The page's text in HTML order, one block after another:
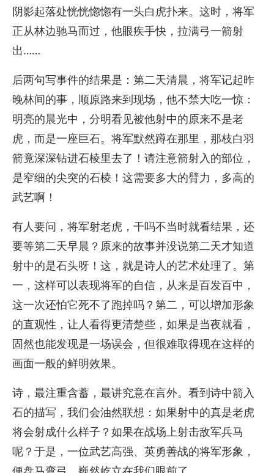
阴影起落处恍恍惚惚有一头白虎扑来。这时，将军
正从林边驰马而过，他眼疾手快，拉满弓一箭射
出……
后两句写事件的结果是：第二天清晨，将军记起昨
晚林间的事，顺原路来到现场，他不禁大吃一惊：
明亮的晨光中，分明看见被他射中的原来不是老
虎，而是一座巨石。将军默然蹲在那里，那枝白羽
箭竟深深钻进石棱里去了！请注意箭射入的部位，
是窄细的尖突的石棱！这需要多大的臂力，多高的
武艺啊！
有人要问，将军射老虎，干吗不当时就看结果，还
要等第二天早晨？原来的故事并没说第二天才知道
射中的是石头呀！这，就是诗人的艺术处理了。第
一，这样可以表现将军的自信，从来是百发百中，
这一次还怕它死不了跑掉吗？第二，可以增加形象
的直观性，让人看得更清楚些，如果是当夜就看，
固然也能发现是一场误会，但很难取得现在这样的
画面一般的鲜明效果。
诗，最注重含蓄，最讲究意在言外。看到诗中箭入
石的描写，我们会油然联想：如果射中的真是老虎
将会射成什么样子？如果在战场上射击敌军兵马
呢？于是，一位武艺高强、英勇善战的将军形象，